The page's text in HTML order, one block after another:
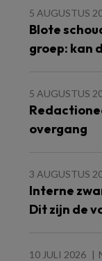
5 AUGUSTUS
Blote
groep: kan
5 AUGUSTUS
overgang
3 AUGUSTUS
Interne
Dit zijn de
10 JULI 2026